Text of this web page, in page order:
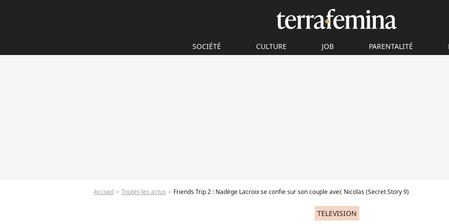
SOCIÉTÉ CULTURE JOB PARENTALITÉ
Accueil Toutes les actus Friends Trip 2 : Nadège Lacroix se confie sur son couple avec Nicolas (Secret Story 9)
TELEVISION